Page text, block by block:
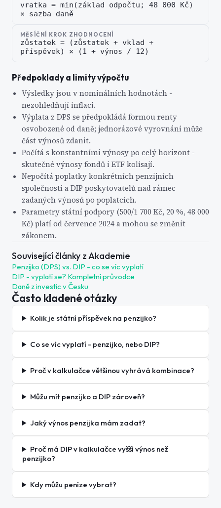
vratka = min(základ odpočtu; 48 000 Kč)
× sazba daně
MĚSÍČNÍ KROK ZHODNOCENÍ
zůstatek = (zůstatek + vklad +
příspěvek) × (1 + výnos / 12)
Předpoklady a limity výpočtu
Výsledky jsou v nominálních hodnotách -
nezohledňují inflaci.
Výplata z DPS se předpokládá formou renty
osvobozené od daně; jednorázové vyrovnání může
část výnosů zdanit.
Počítá s konstantními výnosy po celý horizont -
skutečné výnosy fondů i ETF kolísají.
Nepočítá poplatky konkrétních penzijních
společností a DIP poskytovatelů nad rámec
zadaných výnosů po poplatcích.
Parametry státní podpory (500/1 700 Kč, 20 %, 48 000
Kč) platí od července 2024 a mohou se změnit
zákonem.
Související články z Akademie
Penzijko (DPS) vs. DIP - co se víc vyplatí
DIP - vyplatí se? Kompletní průvodce
Daně z investic v Česku
Často kladené otázky
Kolik je státní příspěvek na penzijko?
Co se víc vyplatí - penzijko, nebo DIP?
Proč v kalkulačce většinou vyhrává kombinace?
Můžu mít penzijko a DIP zároveň?
Jaký výnos penzijka mám zadat?
Proč má DIP v kalkulačce vyšší výnos než
penzijko?
Kdy můžu peníze vybrat?